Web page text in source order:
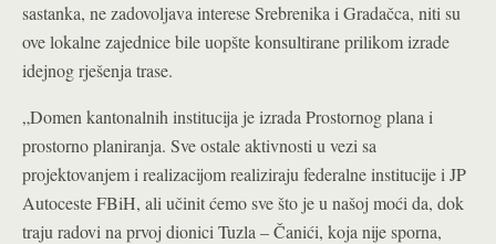
sastanka, ne zadovoljava interese Srebrenika i Gradačca, niti su
ove lokalne zajednice bile uopšte konsultirane prilikom izrade
idejnog rješenja trase.
„Domen kantonalnih institucija je izrada Prostornog plana i
prostorno planiranja. Sve ostale aktivnosti u vezi sa
projektovanjem i realizacijom realiziraju federalne institucije i JP
Autoceste FBiH, ali učinit ćemo sve što je u našoj moći da, dok
traju radovi na prvoj dionici Tuzla – Čanići, koja nije sporna,